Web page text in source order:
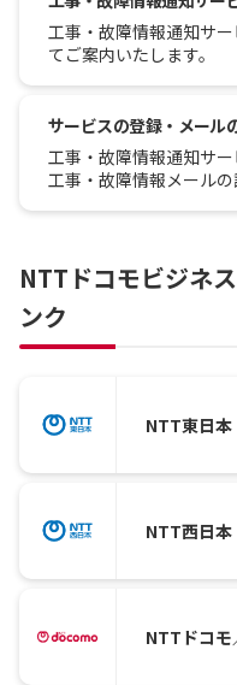
工事・故障情報通知サ
てご案内いたします。
サービスの登録・メール
工事・故障情報通知サ
工事・故障情報メールの
NTTドコモビジネ
ンク
NTT東日本
NTT西日本
NTTドコモ